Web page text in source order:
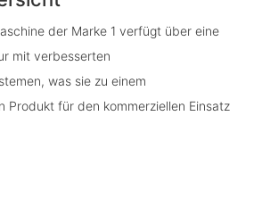
der Marke 1 verfügt über eine
mit verbesserten
was sie zu einem
Produkt für den kommerziellen Einsatz